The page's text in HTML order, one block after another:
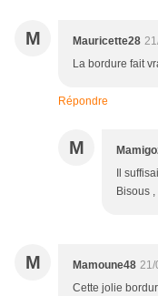
M Mauricette28
La bordure fait
Répondre
M
Il
Bisous
M Mamoune48 21/
Cette jolie